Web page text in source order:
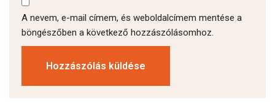
A nevem, e-mail címem, és weboldalcímem mentése a
böngészőben a következő hozzászólásomhoz.